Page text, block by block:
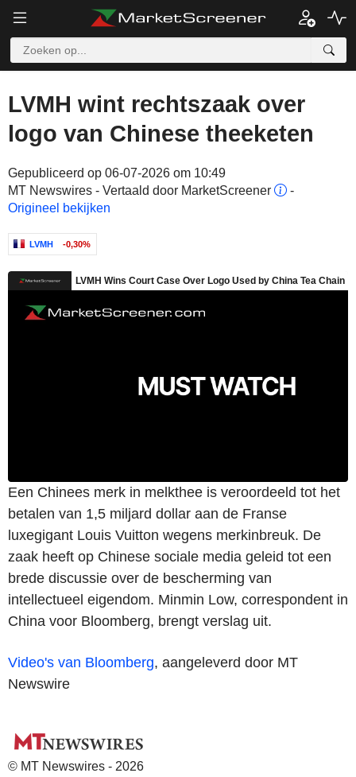
LVMH wint rechtszaak over
logo van Chinese theeketen
Gepubliceerd op 06-07-2026 om 10:49
MT Newswires - Vertaald door MarketScreener
-
Origineel bekijken
LVMH -0,30%
Een Chinees merk in melkthee is veroordeeld tot het
betalen van 1,5 miljard dollar aan de Franse
luxegigant Louis Vuitton wegens merkinbreuk. De
zaak heeft op Chinese sociale media geleid tot een
brede discussie over de bescherming van
intellectueel eigendom. Minmin Low, correspondent in
China voor Bloomberg, brengt verslag uit.
Video's van Bloomberg, aangeleverd door MT
Newswire
© MT Newswires - 2026